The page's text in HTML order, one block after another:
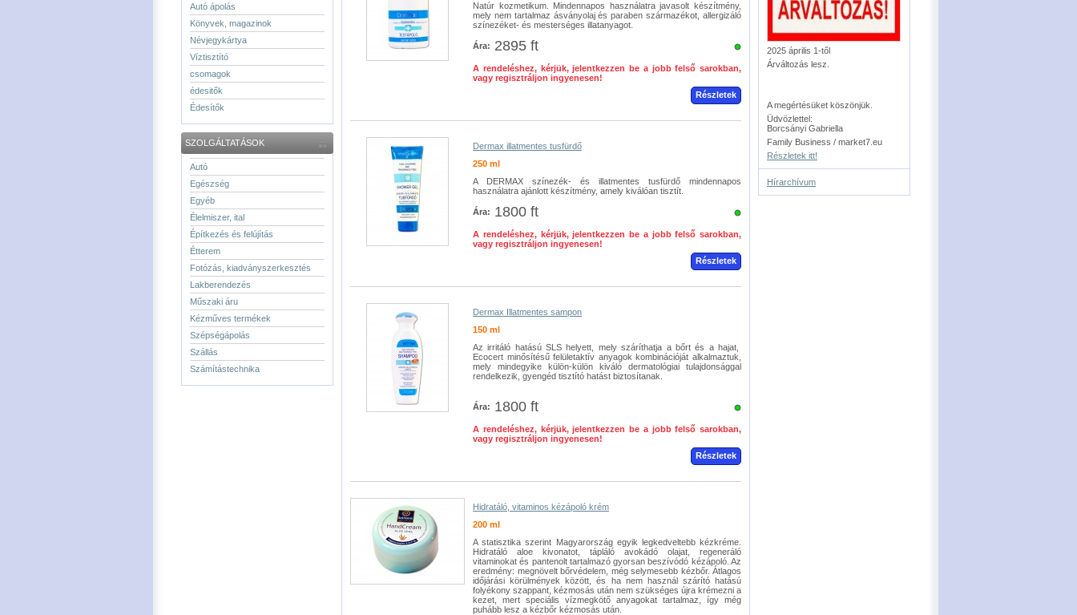
Autó ápolás
Könyvek, magazinok
Névjegykártya
Víztisztító
csomagok
édesitők
Édesítők
SZOLGÁLTATÁSOK
Autó
Egészség
Egyéb
Élelmiszer, ital
Építkezés és felújítás
Étterem
Fotózás, kiadványszerkesztés
Lakberendezés
Műszaki áru
Kézműves termékek
Szépségápolás
Szállás
Számítástechnika
Natúr kozmetikum. Mindennapos használatra javasolt készítmény,
mely nem tartalmaz ásványolaj és paraben származékot, allergizáló
színezéket- és mesterséges illatanyagot.
Ára: 2895 ft
A rendeléshez, kérjük, jelentkezzen be a jobb felső sarokban,
vagy regisztráljon ingyenesen!
Részletek
Dermax illatmentes tusfürdő
250 ml
A DERMAX színezék- és illatmentes tusfürdő mindennapos
használatra ajánlott készítmény, amely kiválóan tisztít.
Ára: 1800 ft
A rendeléshez, kérjük, jelentkezzen be a jobb felső sarokban,
vagy regisztráljon ingyenesen!
Részletek
Dermax Illatmentes sampon
150 ml
Az irritáló hatású SLS helyett, mely száríthatja a bőrt és a hajat,
Ecocert minősítésű felületaktív anyagok kombinációját alkalmaztuk,
mely mindegyike külön-külön kiváló dermatológiai tulajdonsággal
rendelkezik, gyengéd tisztító hatást biztosítanak.
Ára: 1800 ft
A rendeléshez, kérjük, jelentkezzen be a jobb felső sarokban,
vagy regisztráljon ingyenesen!
Részletek
Hidratáló, vitaminos kézápoló krém
200 ml
A statisztika szerint Magyarország egyik legkedveltebb kézkréme.
Hidratáló aloe kivonatot, tápláló avokádó olajat, regeneráló
vitaminokat és pantenolt tartalmazó gyorsan beszívódó kézápoló. Az
eredmény: megnövelt bőrvédelem, még selymesebb kézbőr. Átlagos
időjárási körülmények között, és ha nem használ szárító hatású
folyékony szappant, kézmosás után nem szükséges újra krémezni a
kezet, mert speciális vízmegkötő anyagokat tartalmaz, így még
puhább lesz a kézbőr kézmosás után.
2025 április 1-től
Árváltozás lesz.
A megértésüket köszönjük.
Üdvözlettel:
Borcsányi Gabriella
Family Business / market7.eu
Részletek itt!
Hírarchívum